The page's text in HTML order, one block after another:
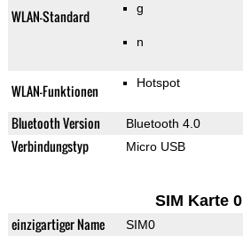
WLAN-Standard g
n
WLAN-Funktionen Hotspot
Bluetooth Version Bluetooth 4.0
Verbindungstyp Micro USB
SIM Karte 0
einzigartiger Name SIM0